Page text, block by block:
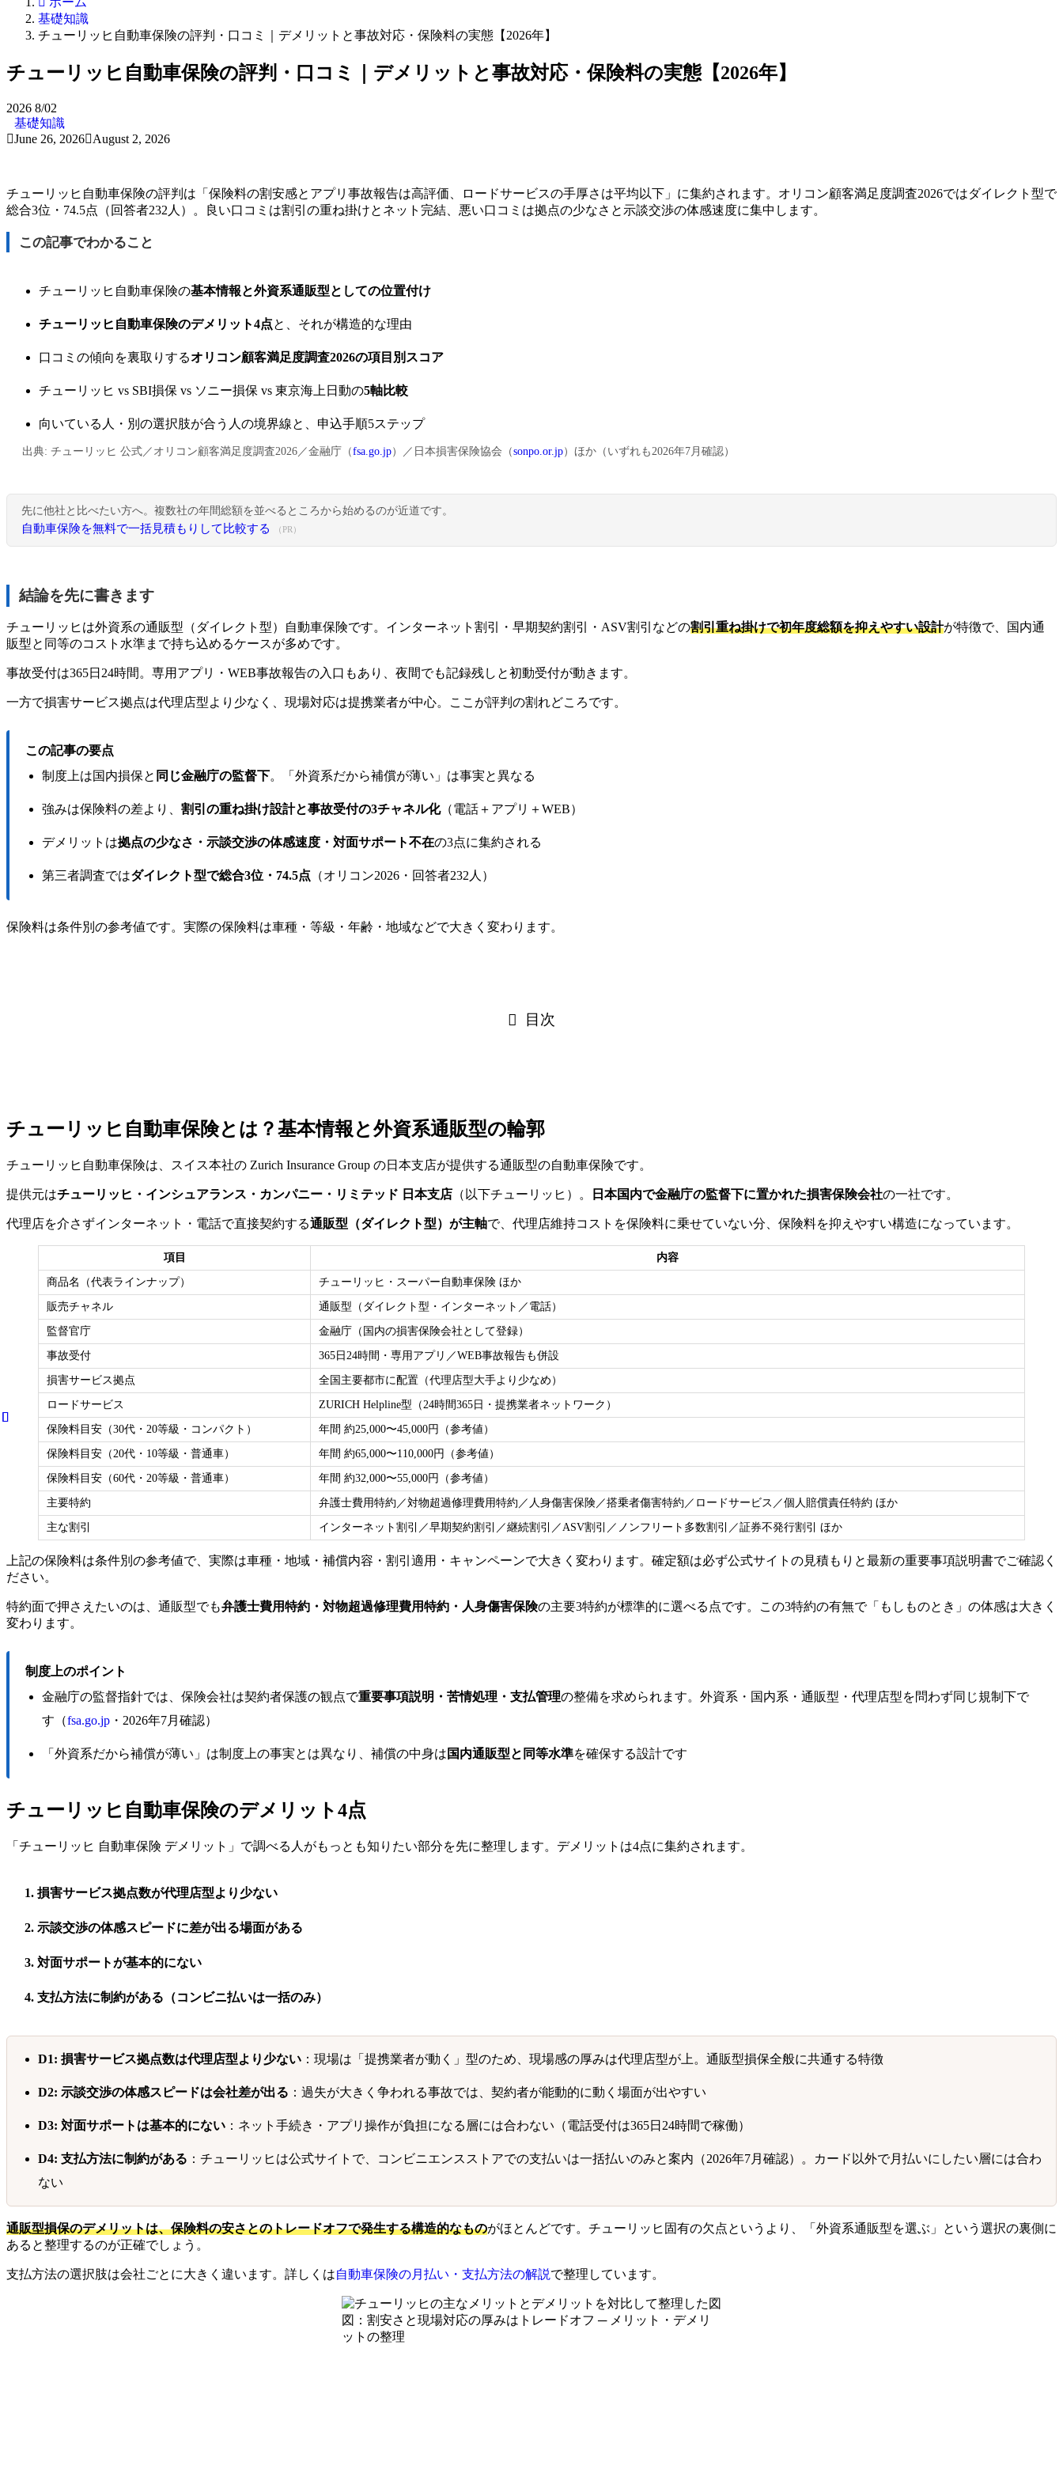
基礎知識
チューリッヒ自動車保険の評判・口コミ｜デメリットと事故対応・保険料の実態【2026年】
チューリッヒ自動車保険の評判・口コミ｜デメリットと事故対応・保険料の実態【2026年】
2026 8/02
基礎知識
June 26, 2026
August 2, 2026
チューリッヒ自動車保険の評判は「保険料の割安感とアプリ事故報告は高評価、ロードサービスの手厚さは平均以下」に集約されます。オリコン顧客満足度調査2026ではダイレクト型で
総合3位・74.5点（回答者232人）。良い口コミは割引の重ね掛けとネット完結、悪い口コミは拠点の少なさと示談交渉の体感速度に集中します。
この記事でわかること
チューリッヒ自動車保険の基本情報と外資系通販型としての位置付け
チューリッヒ自動車保険のデメリット4点と、それが構造的な理由
口コミの傾向を裏取りするオリコン顧客満足度調査2026の項目別スコア
チューリッヒ vs SBI損保 vs ソニー損保 vs 東京海上日動の5軸比較
向いている人・別の選択肢が合う人の境界線と、申込手順5ステップ
出典: チューリッヒ 公式／オリコン顧客満足度調査2026／金融庁（fsa.go.jp）／日本損害保険協会（sonpo.or.jp）ほか（いずれも2026年7月確認）
先に他社と比べたい方へ。複数社の年間総額を並べるところから始めるのが近道です。
自動車保険を無料で一括見積もりして比較する （PR）
結論を先に書きます
チューリッヒは外資系の通販型（ダイレクト型）自動車保険です。インターネット割引・早期契約割引・ASV割引などの割引重ね掛けで初年度総額を抑えやすい設計が特徴で、国内通
販型と同等のコスト水準まで持ち込めるケースが多めです。
事故受付は365日24時間。専用アプリ・WEB事故報告の入口もあり、夜間でも記録残しと初動受付が動きます。
一方で損害サービス拠点は代理店型より少なく、現場対応は提携業者が中心。ここが評判の割れどころです。
この記事の要点
制度上は国内損保と 同じ金融庁の監督下。「外資系だから補償が薄い」は事実と異なる
強みは保険料の差より、 割引の重ね掛け設計と事故受付の3チャネル化（電話＋アプリ＋WEB）
デメリットは拠点の少なさ・示談交渉の体感速度・対面サポート不在の3点に集約される
第三者調査ではダイレクト型で総合3位・74.5点 （オリコン2026・回答者232人）
保険料は条件別の参考値です。実際の保険料は車種・等級・年齢・地域などで大きく変わります。
目次
チューリッヒ自動車保険とは？基本情報と外資系通販型の輪郭
チューリッヒ自動車保険は、スイス本社の Zurich Insurance Group の日本支店が提供する通販型の自動車保険です。
提供元はチューリッヒ・インシュアランス・カンパニー・リミテッド 日本支店 （以下チューリッヒ）。 日本国内で金融庁の監督下に置かれた損害保険会社の一社です。
代理店を介さずインターネット・電話で直接契約する通販型（ダイレクト型）が主軸で、代理店維持コストを保険料に乗せていない分、保険料を抑えやすい構造になっています。
項目 内容
商品名（代表ラインナップ） チューリッヒ・スーパー自動車保険 ほか
販売チャネル 通販型（ダイレクト型・インターネット／電話）
監督官庁 金融庁（国内の損害保険会社として登録）
事故受付 365日24時間・専用アプリ／WEB事故報告も併設
損害サービス拠点 全国主要都市に配置（代理店型大手より少なめ）
ロードサービス ZURICH Helpline型（24時間365日・提携業者ネットワーク）
保険料目安（30代・20等級・コンパクト） 年間 約25,000〜45,000円（参考値）
保険料目安（20代・10等級・普通車） 年間 約65,000〜110,000円（参考値）
保険料目安（60代・20等級・普通車） 年間 約32,000〜55,000円（参考値）
主要特約 弁護士費用特約／対物超過修理費用特約／人身傷害保険／搭乗者傷害特約／ロードサービス／個人賠償責任特約 ほか
主な割引 インターネット割引／早期契約割引／継続割引／ASV割引／ノンフリート多数割引／証券不発行割引 ほか
上記の保険料は条件別の参考値で、実際は車種・地域・補償内容・割引適用・キャンペーンで大きく変わります。確定額は必ず公式サイトの見積もりと最新の重要事項説明書でご確認く
ださい。
特約面で押さえたいのは、通販型でも弁護士費用特約・対物超過修理費用特約・人身傷害保険の主要3特約が標準的に選べる点です。この3特約の有無で「もしものとき」の体感は大きく
変わります。
制度上のポイント
金融庁の監督指針では、保険会社は契約者保護の観点で重要事項説明・苦情処理・支払管理の整備を求められます。外資系・国内系・通販型・代理店型を問わず同じ規制下で
す（fsa.go.jp・2026年7月確認）
「外資系だから補償が薄い」は制度上の事実とは異なり、補償の中身は 国内通販型と同等水準を確保する設計です
チューリッヒ自動車保険のデメリット4点
「チューリッヒ 自動車保険 デメリット」で調べる人がもっとも知りたい部分を先に整理します。デメリットは4点に集約されます。
損害サービス拠点数が代理店型より少ない
示談交渉の体感スピードに差が出る場面がある
対面サポートが基本的にない
支払方法に制約がある（コンビニ払いは一括のみ）
D1: 損害サービス拠点数は代理店型より少ない：現場は「提携業者が動く」型のため、現場感の厚みは代理店型が上。通販型損保全般に共通する特徴
D2: 示談交渉の体感スピードは会社差が出る ：過失が大きく争われる事故では、契約者が能動的に動く場面が出やすい
D3: 対面サポートは基本的にない：ネット手続き・アプリ操作が負担になる層には合わない（電話受付は365日24時間で稼働）
D4: 支払方法に制約がある ：チューリッヒは公式サイトで、コンビニエンスストアでの支払いは一括払いのみと案内（2026年7月確認）。カード以外で月払いにしたい層には合わ
ない
通販型損保のデメリットは、保険料の安さとのトレードオフで発生する構造的なものがほとんどです。チューリッヒ固有の欠点というより、「外資系通販型を選ぶ」という選択の裏側に
あると整理するのが正確でしょう。
支払方法の選択肢は会社ごとに大きく違います。詳しくは自動車保険の月払い・支払方法の解説で整理しています。
図：割安さと現場対応の厚みはトレードオフ ─ メリット・デメリ
ットの整理